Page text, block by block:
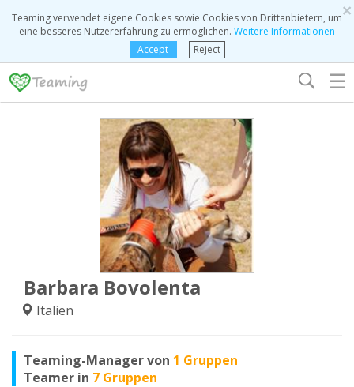
×
Teaming verwendet eigene Cookies sowie Cookies von Drittanbietern, um
eine besseres Nutzererfahrung zu ermöglichen. Weitere Informationen
Accept
Reject
☰
Barbara Bovolenta
Italien
Teaming-Manager von 1 Gruppen
Teamer in 7 Gruppen